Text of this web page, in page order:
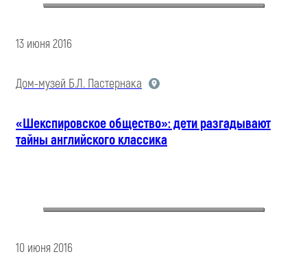
13 июня 2016
Дом-музей Б.Л. Пастернака
«Шекспировское общество»: дети разгадывают
тайны английского классика
10 июня 2016